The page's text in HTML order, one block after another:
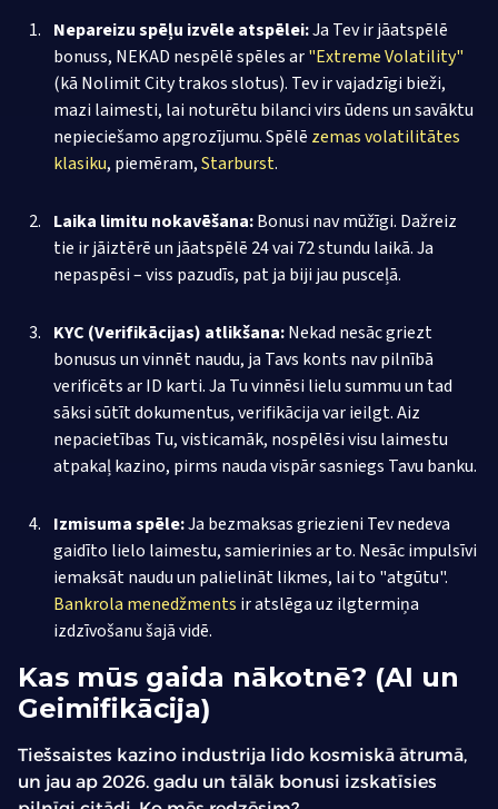
Nepareizu spēļu izvēle atspēlei:Ja Tev ir jāatspēlē
bonuss, NEKAD nespēlē spēles ar"Extreme Volatility"
(kā Nolimit City trakos slotus). Tev ir vajadzīgi bieži,
mazi laimesti, lai noturētu bilanci virs ūdens un savāktu
nepieciešamo apgrozījumu. Spēlē zemas volatilitātes
klasiku, piemēram,Starburst.
Laika limitu nokavēšana:Bonusi nav mūžīgi. Dažreiz
tie ir jāiztērē un jāatspēlē 24 vai 72 stundu laikā. Ja
nepaspēsi – viss pazudīs, pat ja biji jau pusceļā.
KYC (Verifikācijas) atlikšana:Nekad nesāc griezt
bonusus un vinnēt naudu, ja Tavs konts nav pilnībā
verificēts ar ID karti. Ja Tu vinnēsi lielu summu un tad
sāksi sūtīt dokumentus, verifikācija var ieilgt. Aiz
nepacietības Tu, visticamāk, nospēlēsi visu laimestu
atpakaļ kazino, pirms nauda vispār sasniegs Tavu banku.
Izmisuma spēle:Ja bezmaksas griezieni Tev nedeva
gaidīto lielo laimestu, samierinies ar to. Nesāc impulsīvi
iemaksāt naudu un palielināt likmes, lai to "atgūtu".
Bankrola menedžments ir atslēga uz ilgtermiņa
izdzīvošanu šajā vidē.
Kas mūs gaida nākotnē? (AI un
Geimifikācija)
Tiešsaistes kazino industrija lido kosmiskā ātrumā,
un jau ap 2026. gadu un tālāk bonusi izskatīsies